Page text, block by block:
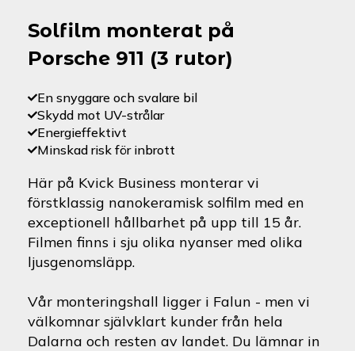
Solfilm monterat på
Porsche 911 (3 rutor)
En snyggare och svalare bil
Skydd mot UV-strålar
Energieffektivt
Minskad risk för inbrott
Här på Kvick Business monterar vi
förstklassig nanokeramisk solfilm med en
exceptionell hållbarhet på upp till 15 år.
Filmen finns i sju olika nyanser med olika
ljusgenomsläpp.
Vår monteringshall ligger i Falun - men vi
välkomnar självklart kunder från hela
Dalarna och resten av landet. Du lämnar in